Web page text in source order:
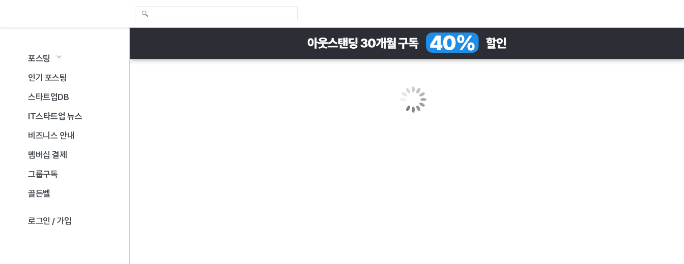
포스팅
인기 포스팅
스타트업DB
IT스타트업 뉴스
비즈니스 안내
멤버십 결제
그룹구독
골든벨
로그인 / 가입